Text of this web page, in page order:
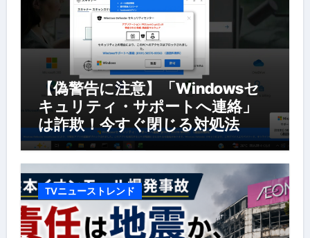
【偽警告に注意】「Windowsセ
キュリティ・サポートへ連絡」
は詐欺！今すぐ閉じる対処法
TVニューストレンド